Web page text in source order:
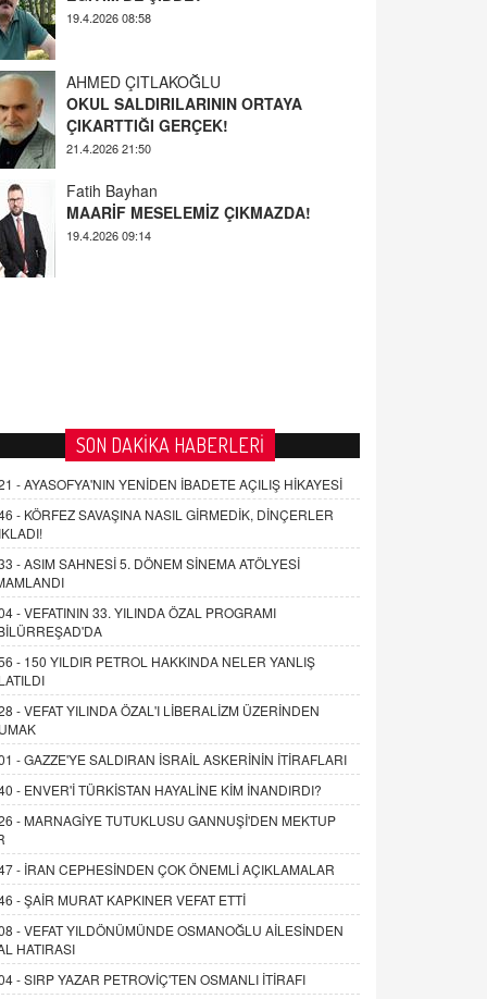
AHMED ÇITLAKOĞLU
OKUL SALDIRILARININ ORTAYA
Fatih Bayhan
MAARİF MESELEMİZ ÇIKMAZDA!
19.4.2026 09:14
YUSUF YAVUZYILMAZ
EĞİTİM'DE ŞİDDET
SON DAKİKA HABERLERİ
-AYASOFYA'NIN YENİDEN İBADETE AÇILIŞ HİKAYESİ
- KÖRFEZ SAVAŞINA NASIL GİRMEDİK, DİNÇERLER
-ASIM SAHNESİ 5. DÖNEM SİNEMA ATÖLYESİ
-VEFATININ 33. YILINDA ÖZAL PROGRAMI
- 150 YILDIR PETROL HAKKINDA NELER YANLIŞ
-VEFAT YILINDA ÖZAL'I LİBERALİZM ÜZERİNDEN
-GAZZE'YE SALDIRAN İSRAİL ASKERİNİN İTİRAFLARI
- ENVER'İ TÜRKİSTAN HAYALİNE KİM İNANDIRDI?
- MARNAGİYE TUTUKLUSU GANNUŞİ'DEN MEKTUP
- İRAN CEPHESİNDEN ÇOK ÖNEMLİ AÇIKLAMALAR
-ŞAİR MURAT KAPKINER VEFAT ETTİ
-VEFAT YILDÖNÜMÜNDE OSMANOĞLU AİLESİNDEN
HATIRASI
-SIRP YAZAR PETROVİÇ'TEN OSMANLI İTİRAFI